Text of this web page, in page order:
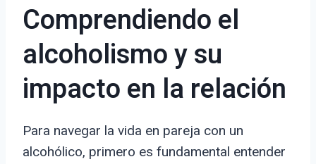
Comprendiendo el
alcoholismo y su
impacto en la relación
Para navegar la vida en pareja con un
alcohólico, primero es fundamental entender